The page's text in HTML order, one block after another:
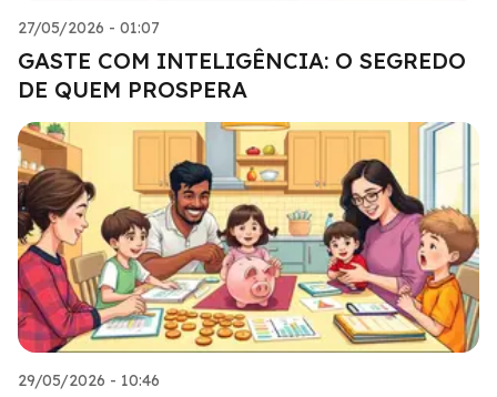
27/05/2026 - 01:07
GASTE COM INTELIGÊNCIA: O SEGREDO
DE QUEM PROSPERA
29/05/2026 - 10:46